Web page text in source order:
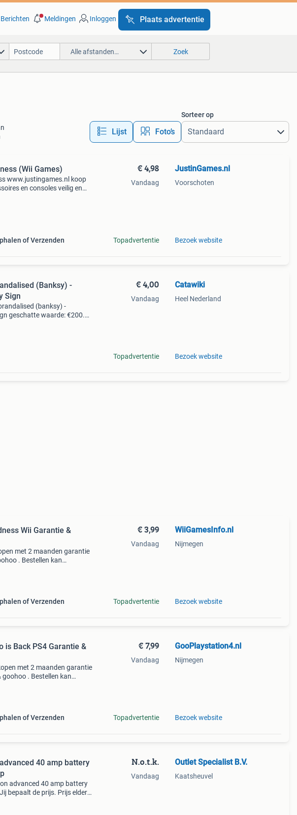
Berichten Meldingen Inloggen Plaats advertentie
Alle afstanden… Zoek
Lijst Foto’s
Sorteer op
(Wii Games)
www.justingames.nl koop
en consoles veilig en
of Verzenden
€ 4,98
Vandaag
Topadvertentie
JustinGames.nl
Voorschoten
Bezoek website
(Banksy) -
Sign
(banksy) -
geschatte waarde: €200.0
€ 4,00
Vandaag
Topadvertentie
Catawiki
Heel Nederland
Bezoek website
Wii Garantie &
met 2 maanden garantie
. Bestellen kan
of Verzenden
€ 3,99
Vandaag
Topadvertentie
WiiGamesInfo.nl
Nijmegen
Bezoek website
is Back PS4 Garantie &
met 2 maanden garantie
. Bestellen kan
of Verzenden
€ 7,99
Vandaag
Topadvertentie
GooPlaystation4.nl
Nijmegen
Bezoek website
40 amp battery
advanced 40 amp battery
bepaalt de prijs. Prijs elders:
N.o.t.k.
Vandaag
Outlet Specialist B.V.
Kaatsheuvel